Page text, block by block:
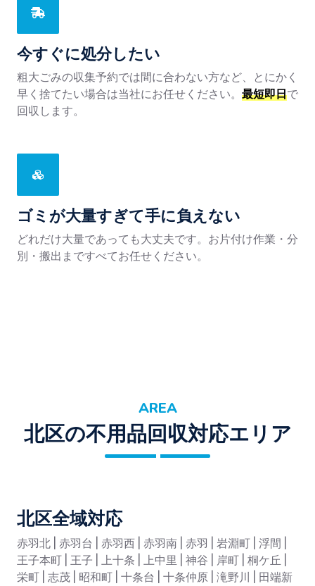
今すぐに処分したい
粗大ごみの収集予約では間に合わない方など、とにかく
早く捨てたい場合は当社にお任せください。 最短即日で
回収します。
ゴミが大量すぎて手に負えない
どれだけ大量であっても大丈夫です。お片付け作業・分
別・搬出まですべてお任せください。
AREA
北区の不用品回収対応エリア
北区全域対応
赤羽北 | 赤羽台 | 赤羽西 | 赤羽南 | 赤羽 | 岩淵町 | 浮間 |
王子本町 | 王子 | 上十条 | 上中里 | 神谷 | 岸町 | 桐ケ丘 |
栄町 | 志茂 | 昭和町 | 十条台 | 十条仲原 | 滝野川 | 田端新